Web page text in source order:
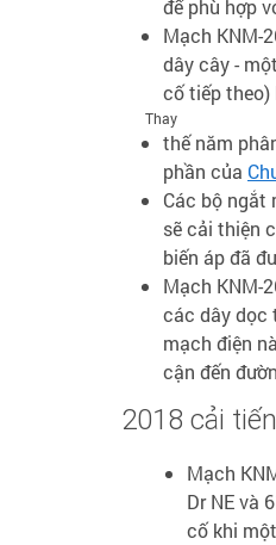
để phù hợp
Mạch KNM-
dây cây -
cố tiếp theo)
Thay
thế năm
phần của
Các bộ ngắt
sẽ cải thiện
biến áp đã
Mạch KNM-
các dây dọc
mạch điện
cận đến
2018 cải
Mạch
Dr NE và
cố khi